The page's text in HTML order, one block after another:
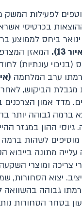
לפעילות
בכרטיסי
ביחס לממוצע
13).
המאזן
עונתיות)
ערב המלחמה
מגבלת הביקוש,
מדד אמון הצרכנים
ברמה גבוהה יותר
ההון במגזר
לשהות ברמה
מתונה בייבוא
צריכה ומוצרי
יצוא הסחורות,
ורמתו גבוהה
בסחר הסחורות